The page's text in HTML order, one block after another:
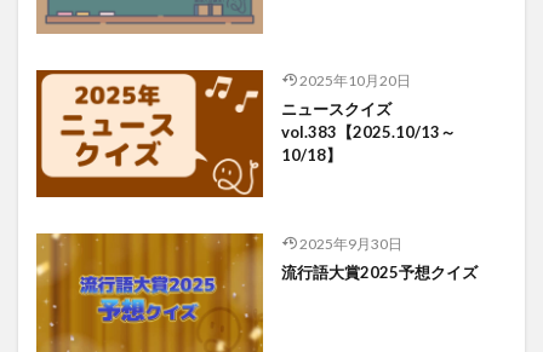
2025年10月20日
ニュースクイズ
vol.383【2025.10/13～
10/18】
2025年9月30日
流行語大賞2025予想クイズ